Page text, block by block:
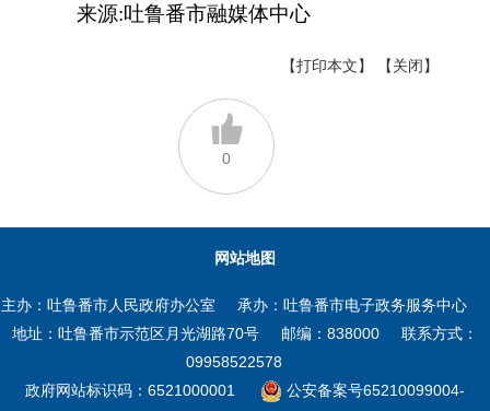
来源:吐鲁番市融媒体中心
【打印本文】 【关闭】
0
网站地图
主办：吐鲁番市人民政府办公室
承办：吐鲁番市电子政务服务中心
地址：吐鲁番市示范区月光湖路70号
邮编：838000
联系方式：
09958522578
政府网站标识码：6521000001
公安备案号65210099004-